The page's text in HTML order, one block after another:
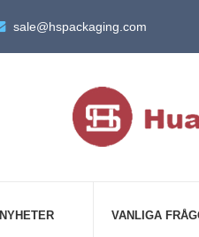
sale@hspackaging.com
NYHETER VANLIGA